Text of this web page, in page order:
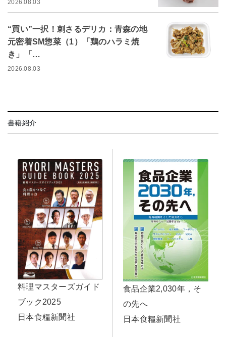
2026.08.03
“買い”一択！刺さるデリカ：青森の地
元密着SM惣菜（1）「鶏のハラミ焼
き」「…
2026.08.03
書籍紹介
料理マスターズガイド
ブック2025
日本食糧新聞社
食品企業2,030年，そ
の先へ
日本食糧新聞社